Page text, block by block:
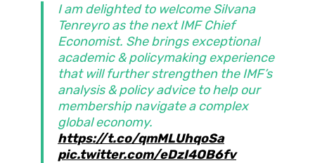
I am delighted to welcome Silvana
Tenreyro as the next IMF Chief
Economist. She brings exceptional
academic & policymaking experience
that will further strengthen the IMF’s
analysis & policy advice to help our
membership navigate a complex
global economy.
https://t.co/qmMLUhqoSa
pic.twitter.com/eDzI4OB6fv